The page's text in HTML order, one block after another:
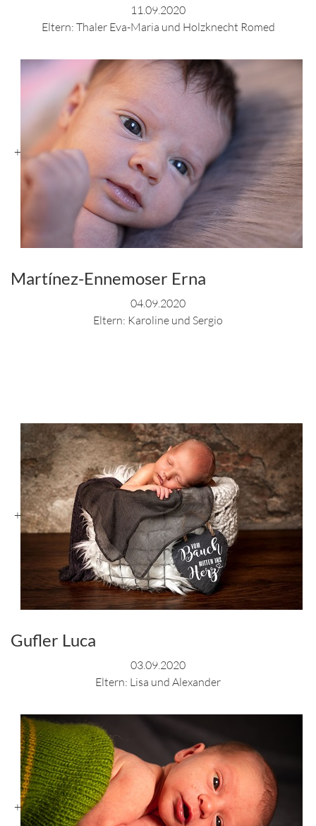
11.09.2020
Eltern: Thaler Eva-Maria und Holzknecht Romed
+
Martínez-Ennemoser Erna
04.09.2020
Eltern: Karoline und Sergio
+
Gufler Luca
03.09.2020
Eltern: Lisa und Alexander
+